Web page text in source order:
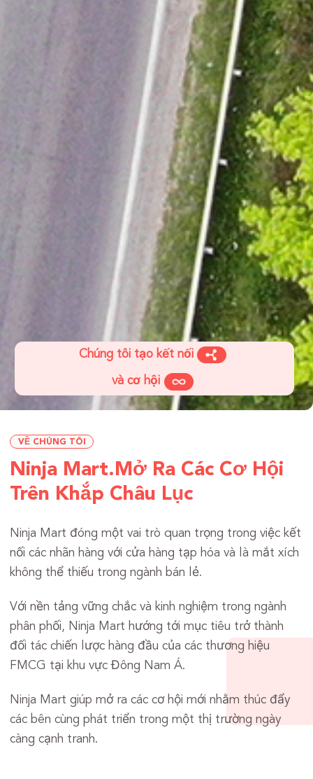
Chúng tôi tạo kết nối
và cơ hội
VỀ CHÚNG TÔI
Ninja Mart. Mở Ra Các Cơ Hội
Trên Khắp Châu Lục
Ninja Mart đóng một vai trò quan trọng trong việc kết
nối các nhãn hàng với cửa hàng tạp hóa và là mắt xích
không thể thiếu trong ngành bán lẻ.
Với nền tảng vững chắc và kinh nghiệm trong ngành
phân phối, Ninja Mart hướng tới mục tiêu trở thành
đối tác chiến lược hàng đầu của các thương hiệu
FMCG tại khu vực Đông Nam Á.
Ninja Mart giúp mở ra các cơ hội mới nhằm thúc đẩy
các bên cùng phát triển trong một thị trường ngày
càng cạnh tranh.